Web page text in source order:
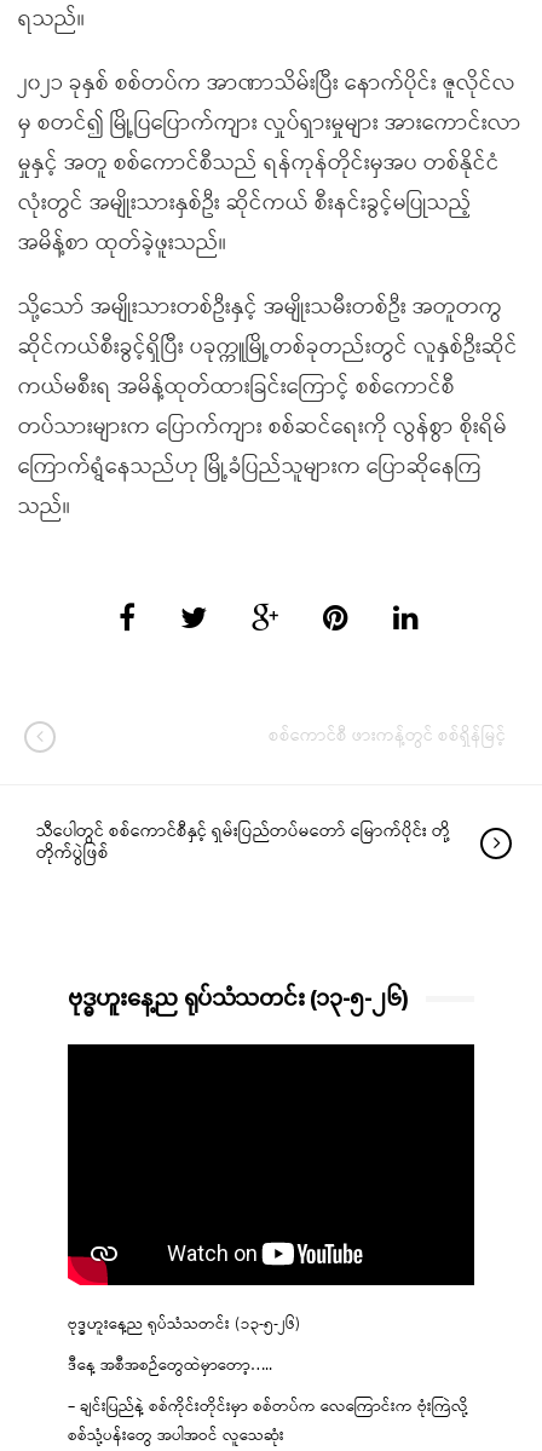
ရသည်။
၂၀၂၁ ခုနှစ် စစ်တပ်က အာဏာသိမ်းပြီး နောက်ပိုင်း ဇူလိုင်လ
မှ စတင်၍ မြို့ပြပြောက်ကျား လှုပ်ရှားမှုများ အားကောင်းလာ
မှုနှင့် အတူ စစ်ကောင်စီသည် ရန်ကုန်တိုင်းမှအပ တစ်နိုင်ငံ
လုံးတွင် အမျိုးသားနှစ်ဦး ဆိုင်ကယ် စီးနင်းခွင့်မပြုသည့်
အမိန့်စာ ထုတ်ခဲ့ဖူးသည်။
သို့သော် အမျိုးသားတစ်ဦးနှင့် အမျိုးသမီးတစ်ဦး အတူတကွ
ဆိုင်ကယ်စီးခွင့်ရှိပြီး ပခုက္ကူမြို့တစ်ခုတည်းတွင် လူနှစ်ဦးဆိုင်
ကယ်မစီးရ အမိန့်ထုတ်ထားခြင်းကြောင့် စစ်ကောင်စီ
တပ်သားများက ပြောက်ကျား စစ်ဆင်ရေးကို လွန်စွာ စိုးရိမ်
ကြောက်ရွံနေသည်ဟု မြို့ခံပြည်သူများက ပြောဆိုနေကြ
သည်။
စစ်ကောင်စီ ဖားကန့်တွင် စစ်ရှိန်မြင့်
သီပေါတွင် စစ်ကောင်စီနှင့် ရှမ်းပြည်တပ်မတော် မြောက်ပိုင်း တို့
တိုက်ပွဲဖြစ်
ဗုဒ္ဓဟူးနေ့ည ရုပ်သံသတင်း (၁၃-၅-၂၆)
ဗုဒ္ဓဟူးနေ့ည ရုပ်သံသတင်း (၁၃-၅-၂၆)
ဒီနေ့ အစီအစဉ်တွေထဲမှာတော့…..
– ချင်းပြည်နဲ့ စစ်ကိုင်းတိုင်းမှာ စစ်တပ်က လေကြောင်းက ဗုံးကြဲလို့
စစ်သုံ့ပန်းတွေ အပါအဝင် လူသေဆုံး